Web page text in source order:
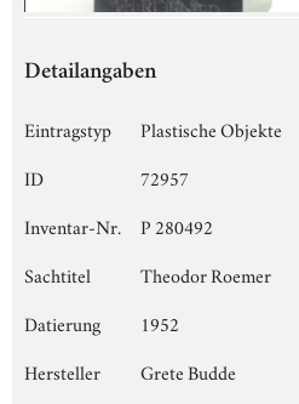
Detailangaben
Eintragstyp
Plastische Objekte
ID
72957
Inventar-Nr.
P 280492
Sachtitel
Theodor Roemer
Datierung
1952
Hersteller
Grete Budde